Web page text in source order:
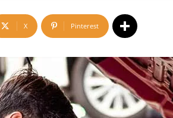
X Pinterest